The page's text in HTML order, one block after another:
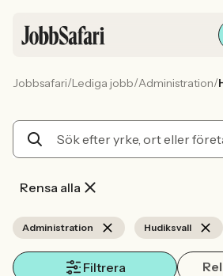
Arbetsliv och karriär
Sök med AI
Jobbsafari/Lediga jobb/Administration/
Rensa alla
Administration Hudiksvall
Filtrera